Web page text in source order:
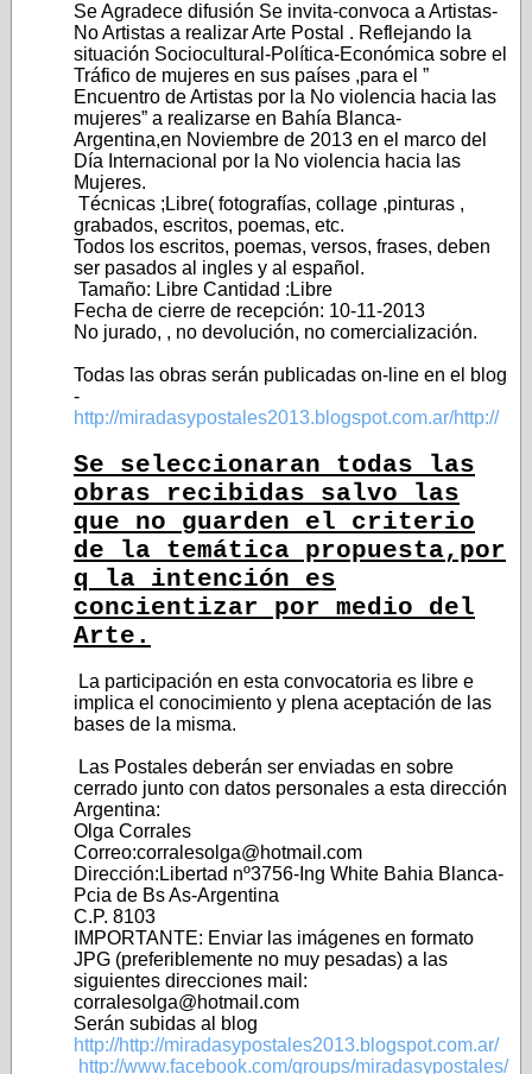
Se Agradece difusión Se invita-convoca a Artistas-
No Artistas a realizar Arte Postal . Reflejando la
situación Sociocultural-Política-Económica sobre el
Tráfico de mujeres en sus países ,para el ”
Encuentro de Artistas por la No violencia hacia las
mujeres” a realizarse en Bahía Blanca-
Argentina,en Noviembre de 2013 en el marco del
Día Internacional por la No violencia hacia las
Mujeres.
Técnicas ;Libre( fotografías, collage ,pinturas ,
grabados, escritos, poemas, etc.
Todos los escritos, poemas, versos, frases, deben
ser pasados al ingles y al español.
Tamaño: Libre Cantidad :Libre
Fecha de cierre de recepción: 10-11-2013
No jurado, , no devolución, no comercialización.
Todas las obras serán publicadas on-line en el blog
-
http://miradasypostales2013.blogspot.com.ar/http://
Se seleccionaran todas las
obras recibidas salvo las
que no guarden el criterio
de la temática propuesta,por
q la intención es
concientizar por medio del
Arte.
La participación en esta convocatoria es libre e
implica el conocimiento y plena aceptación de las
bases de la misma.
Las Postales deberán ser enviadas en sobre
cerrado junto con datos personales a esta dirección
Argentina:
Olga Corrales
Correo:corralesolga@hotmail.com
Dirección:Libertad nº3756-Ing White Bahia Blanca-
Pcia de Bs As-Argentina
C.P. 8103
IMPORTANTE: Enviar las imágenes en formato
JPG (preferiblemente no muy pesadas) a las
siguientes direcciones mail:
corralesolga@hotmail.com
Serán subidas al blog
http://http://miradasypostales2013.blogspot.com.ar/
http://www.facebook.com/groups/miradasypostales/